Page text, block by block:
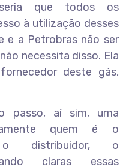
que todos os
à utilização desses
e a Petrobras não ser
necessita disso. Ela
deste gás,
passo, aí sim, uma
quem é o
o distribuidor, o
claras essas